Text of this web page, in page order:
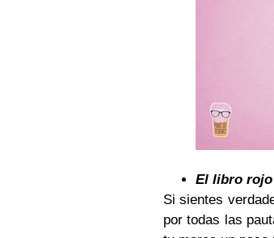
El libro rojo
Si sientes
por todas las